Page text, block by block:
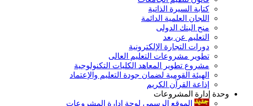
كتابة السيرة الذاتية
اللجان العلمية الدائمة
منح البنك الدولى
التعليم عن بعد
دورات التجارة الإلكترونية
تطوير مشروعات التعليم العالى
مشروع تطوير المعاهد الكليات التكنولوجية
الهيئة القومية لضمان جودة التعليم والإعتماد
إذاعة القرآن الكريم
وحدة إدارة المشروعات
الموقع الرسمى لوحة إدارة المشروعات